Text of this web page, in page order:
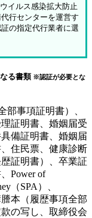
イルス感染拡大防止
行センターを運営す
の指定代行業者に選
る書類 ※認証が必要とな
部事項証明書）、
証明書、婚姻届受
備証明書、婚姻届
住民票、健康診断
証明書）、卒業証
Power of
（SPA）、
本（履歴事項全部
の写し、取締役会